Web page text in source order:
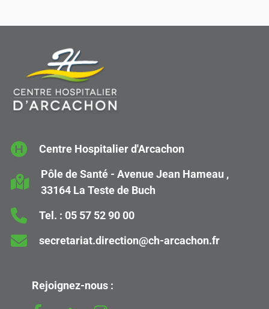
Centre Hospitalier d'Arcachon
Pôle de Santé - Avenue Jean Hameau ,
33164 La Teste de Buch
Tel. : 05 57 52 90 00
secretariat.direction@ch-arcachon.fr
Rejoignez-nous :